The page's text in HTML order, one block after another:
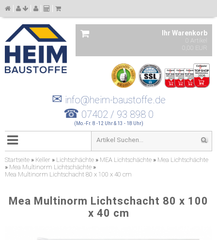
Ihr Warenkorb
0 Artikel
0,00 EUR
✉ info@heim-baustoffe.de
☎ 07402 / 93 898 0
(Mo.-Fr. 8 -12 Uhr & 13 - 18 Uhr)
Startseite » Keller » Lichtschächte » MEA Lichtschächte » Mea Lichtschächte
» Mea Multinorm Lichtschächte »
Mea Multinorm Lichtschacht 80 x 100 x 40 cm
Mea Multinorm Lichtschacht 80 x 100
x 40 cm